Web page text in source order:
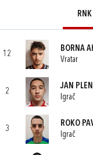
12
BORNA
Vratar
2
JAN
Igrač
3
ROKO
Igrač